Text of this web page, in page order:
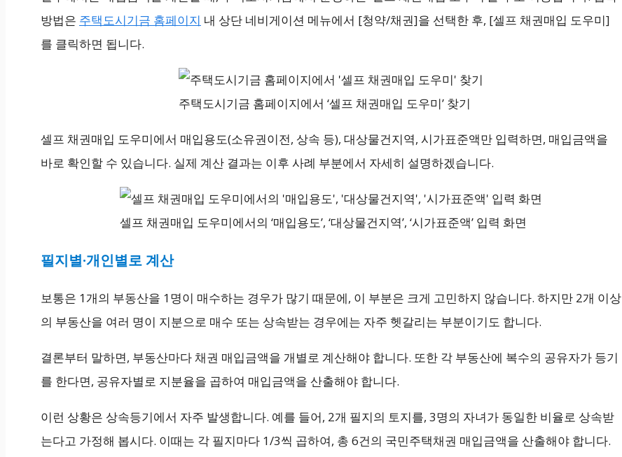
방법은 주택도시기금 홈페이지 내 상단 네비게이션 메뉴에서 [청약/채권]을 선택한 후, [셀프 채권매입 도우미]
를 클릭하면 됩니다.
주택도시기금 홈페이지에서 ‘셀프 채권매입 도우미’ 찾기
셀프 채권매입 도우미에서 매입용도(소유권이전, 상속 등), 대상물건지역, 시가표준액만 입력하면, 매입금액을
바로 확인할 수 있습니다. 실제 계산 결과는 이후 사례 부분에서 자세히 설명하겠습니다.
셀프 채권매입 도우미에서의 ‘매입용도’, ‘대상물건지역’, ‘시가표준액’ 입력 화면
필지별·개인별로 계산
보통은 1개의 부동산을 1명이 매수하는 경우가 많기 때문에, 이 부분은 크게 고민하지 않습니다. 하지만 2개 이상
의 부동산을 여러 명이 지분으로 매수 또는 상속받는 경우에는 자주 헷갈리는 부분이기도 합니다.
결론부터 말하면, 부동산마다 채권 매입금액을 개별로 계산해야 합니다. 또한 각 부동산에 복수의 공유자가 등기
를 한다면, 공유자별로 지분율을 곱하여 매입금액을 산출해야 합니다.
이런 상황은 상속등기에서 자주 발생합니다. 예를 들어, 2개 필지의 토지를, 3명의 자녀가 동일한 비율로 상속받
는다고 가정해 봅시다. 이때는 각 필지마다 1/3씩 곱하여, 총 6건의 국민주택채권 매입금액을 산출해야 합니다.